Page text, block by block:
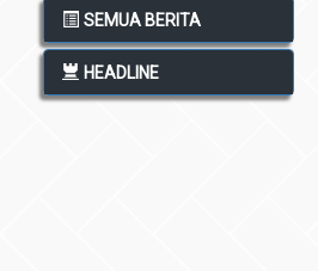
SEMUA BERITA
HEADLINE